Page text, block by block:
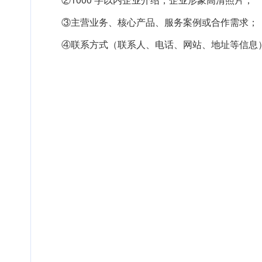
③主营业务、核心产品、服务案例或合作需求；
④联系方式（联系人、电话、网站、地址等信息